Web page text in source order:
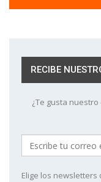
RECIBE
¿Te gusta
Elige los